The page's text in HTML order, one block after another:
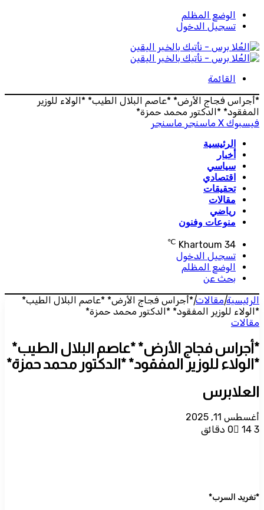
الوضع المظلم
تسجيل الدخول
القائمة
*أجراس فجاج الأرض* *عاصم البلال الطيب* *الولاء للوزير
المفقود* *الدكتور محمد حمزة*
فيسبوك ‫X ماسنجر ماسنجر
الرئيسية
أخبار
سياسي
اقتصادي
تحقيقات
مقالات
رياضي
منوعات وفنون
Khartoum 34
℃
تسجيل الدخول
الوضع المظلم
بحث عن
الرئيسية|مقالات|*أجراس فجاج الأرض* *عاصم البلال الطيب*
*الولاء للوزير المفقود* *الدكتور محمد حمزة*
مقالات
*أجراس فجاج الأرض* *عاصم البلال الطيب*
*الولاء للوزير المفقود* *الدكتور محمد حمزة*
العلابرس
أغسطس 11, 2025
0
14 3 دقائق
*تغريد السرب*